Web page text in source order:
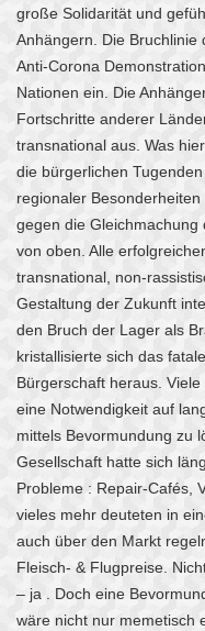
große Solidarität und
Anhängern. Die Bruchlinie
Anti-Corona
Nationen ein. Die
Fortschritte anderer
transnational aus. Was
die bürgerlichen
regionaler
gegen die Gleichmachung
von oben. Alle
transnational, non-
Gestaltung der Zukunft
den Bruch der Lager als
kristallisierte sich das
Bürgerschaft heraus.
eine Notwendigkeit auf
mittels Bevormundung zu
Gesellschaft hatte sich
Probleme : Repair-Cafés,
vieles mehr deuteten in
auch über den Markt
Fleisch- & Flugpreise.
– ja . Doch eine
wäre nicht nur memetisch